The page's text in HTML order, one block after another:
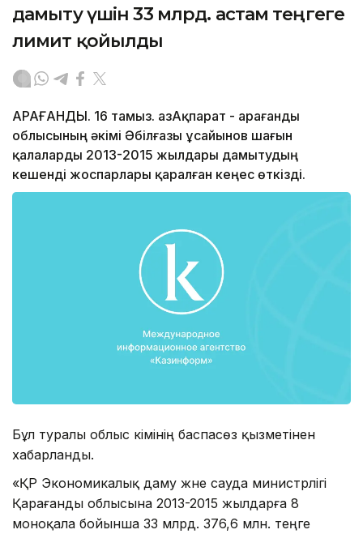
дамыту үшін 33 млрд. астам теңгеге
лимит қойылды
ҚАРАҒАНДЫ. 16 тамыз. ҚазАқпарат - Қарағанды
облысының әкімі Әбілғазы Құсайынов шағын
қалаларды 2013-2015 жылдары дамытудың
кешенді жоспарлары қаралған кеңес өткізді.
Бұл туралы облыс әкімінің баспасөз қызметінен
хабарланды.
«ҚР Экономикалық даму және сауда министрлігі
Қарағанды облысына 2013-2015 жылдарға 8
моноқала бойынша 33 млрд. 376,6 млн. теңге